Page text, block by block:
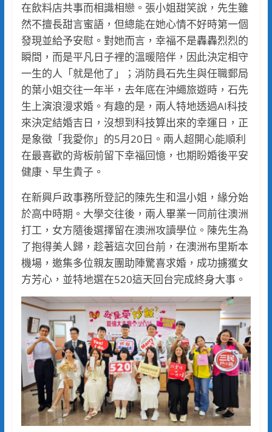
在飲料店共事而相識相戀。張小姐甜笑說，先生雖
然不擅長甜言蜜語，但總能在她心情不好時第一個
發現並給予安慰。對她而言，幸福不是轟轟烈烈的
瞬間，而是平凡日子裡的溫暖陪伴，因此決定相守
一生的人「就是他了」；消防員石先生與任職郵局
的葉小姐交往一年半，去年底在沖繩旅遊時，石先
生上演浪漫求婚。有趣的是，兩人特地透過AI科技
來決定結婚吉日，沒想到科技算出來的幸運日，正
是象徵「我愛你」的5月20日。兩人超開心能順利
在最喜歡的背板前留下幸福回憶，也期盼婚後平安
健康、早生貴子。
在新興戶政事務所登記的陳先生和温小姐，緣分始
於高中時期。大學交往後，兩人畢業一同前往澳洲
打工，女方隨後選擇留在澳洲攻讀學位。陳先生為
了抱得美人歸，趁著這次回台前，在澳洲布里斯本
機場，邀集多位親友團助陣驚喜求婚，成功擄獲女
方芳心，並特地選在520這天回台完成終身大事。